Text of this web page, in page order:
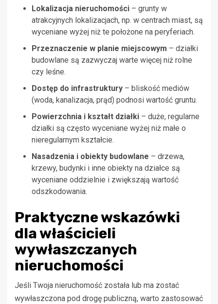
Lokalizacja nieruchomości – grunty w
atrakcyjnych lokalizacjach, np. w centrach miast, są
wyceniane wyżej niż te położone na peryferiach.
Przeznaczenie w planie miejscowym – działki
budowlane są zazwyczaj warte więcej niż rolne
czy leśne.
Dostęp do infrastruktury – bliskość mediów
(woda, kanalizacja, prąd) podnosi wartość gruntu.
Powierzchnia i kształt działki – duże, regularne
działki są często wyceniane wyżej niż małe o
nieregularnym kształcie.
Nasadzenia i obiekty budowlane – drzewa,
krzewy, budynki i inne obiekty na działce są
wyceniane oddzielnie i zwiększają wartość
odszkodowania.
Praktyczne wskazówki
dla właścicieli
wywłaszczanych
nieruchomości
Jeśli Twoja nieruchomość została lub ma zostać
wywłaszczona pod drogę publiczną, warto zastosować